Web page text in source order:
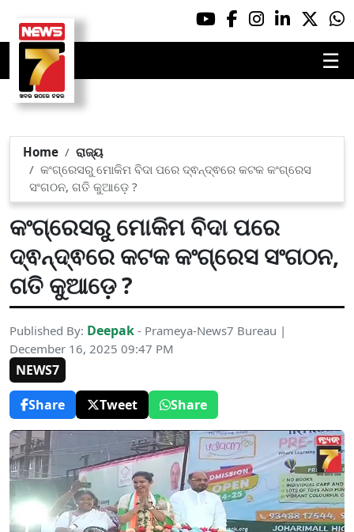
☰
Home
ରାଜ୍ୟ
କଂଗ୍ରେସରୁ ମୋକିମ ବିଦା ପରେ ଦ୍ଵନ୍ଦ୍ଵରେ କଟକ କଂଗ୍ରେସ
ସଂଗଠନ, ଗତି କୁଆଡ଼େ ?
କଂଗ୍ରେସରୁ ମୋକିମ ବିଦା ପରେ
ଦ୍ଵନ୍ଦ୍ଵରେ କଟକ କଂଗ୍ରେସ ସଂଗଠନ,
ଗତି କୁଆଡ଼େ ?
Published By: Deepak - Prameya-News7 Bureau |
December 16, 2025 09:47 PM
NEWS7
Share
Tweet Share